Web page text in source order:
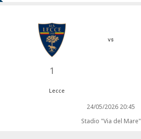
1
vs
Lecce
24/05/2026 20:45
Stadio "Via del Mare"